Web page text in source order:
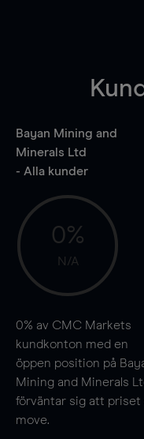
Bayan Mining and
Minerals Ltd
- Alla kunder
0%
N/A
0% av CMC Markets
kundkonton med en
öppen position på
Mining and Minerals
förväntar sig att priset
move.